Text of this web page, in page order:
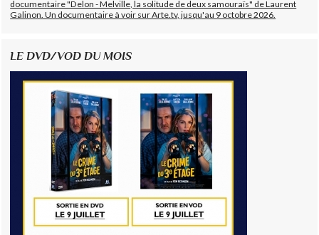
documentaire "Delon - Melville, la solitude de deux samouraïs" de Laurent
Galinon. Un documentaire à voir sur Arte.tv, jusqu'au 9 octobre 2026.
LE DVD/VOD DU MOIS